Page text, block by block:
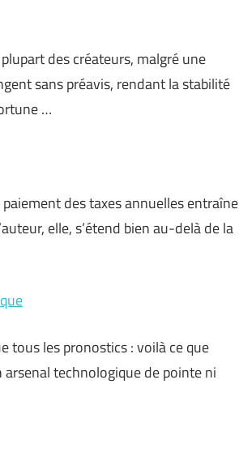
des créateurs, malgré une
sans préavis, rendant la stabilité
…
des taxes annuelles entraîne
elle, s’étend bien au-delà de la
tous les pronostics : voilà ce que
technologique de pointe ni